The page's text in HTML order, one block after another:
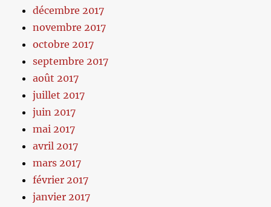
décembre 2017
novembre 2017
octobre 2017
septembre 2017
août 2017
juillet 2017
juin 2017
mai 2017
avril 2017
mars 2017
février 2017
janvier 2017